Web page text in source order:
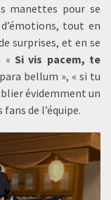
manettes pour se
tout en
surprises, et en se
« Si vis pacem, te
bellum », « si tu
évidemment un
de l’équipe.